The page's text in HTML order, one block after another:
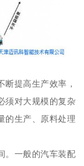
提高生产效率，
须对大规模的复杂
的生产、原料处理
。一般的汽车装配